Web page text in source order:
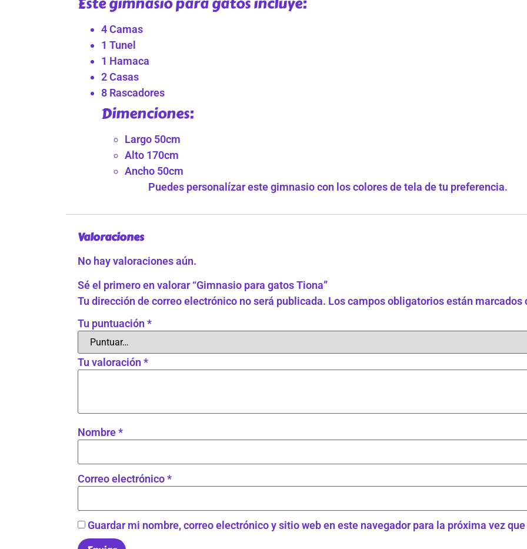
4 Camas
1 Tunel
1 Hamaca
2 Casas
8 Rascadores
Dimenciones:
Largo 50cm
Alto 170cm
Ancho 50cm
Puedes personalízar este gimnasio con los colores de tela de tu preferencia.
Valoraciones
No hay valoraciones aún.
Sé el primero en valorar “Gimnasio para gatos Tiona”
Tu dirección de correo electrónico no será publicada. Los campos obligatorios están marcados
Tu puntuación *
Tu valoración *
Nombre*
Correo electrónico*
Guardar mi nombre, correo electrónico y sitio web en este navegador para la próxima vez